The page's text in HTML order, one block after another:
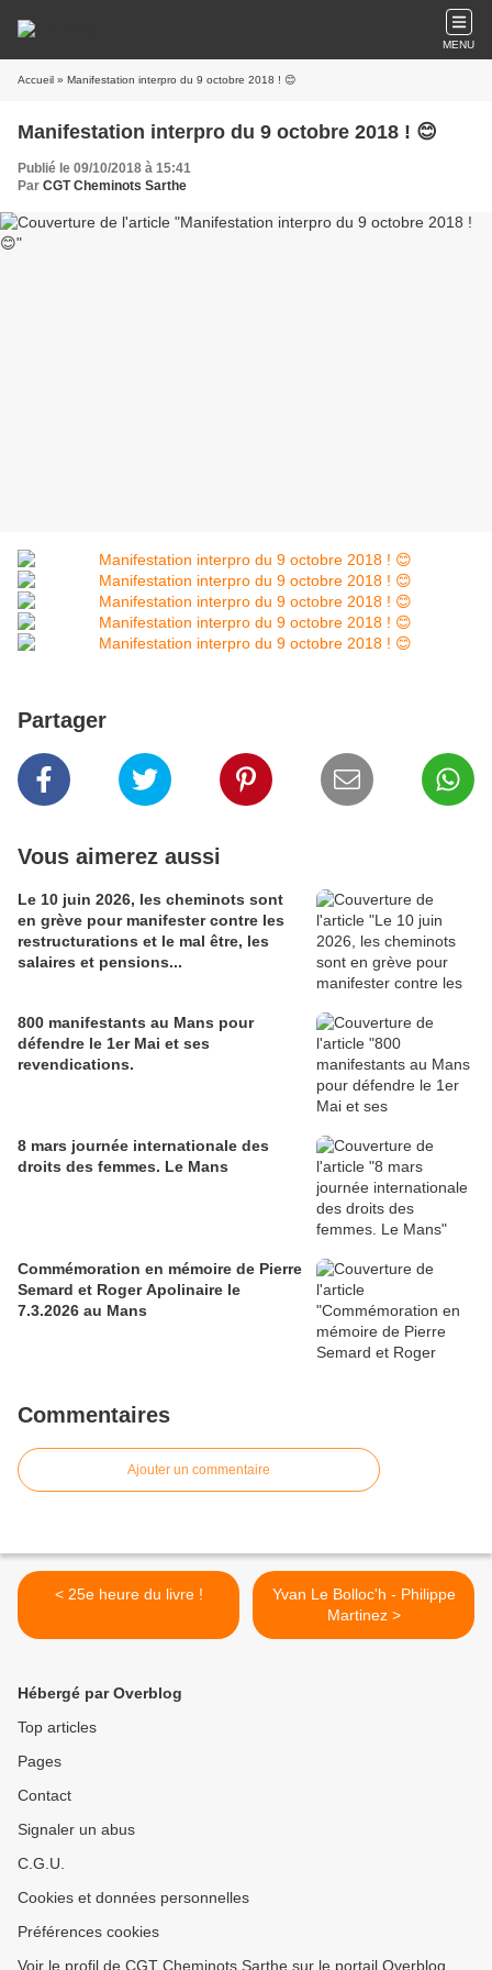
MENU
Accueil » Manifestation interpro du 9 octobre 2018 ! 😊
Manifestation interpro du 9 octobre 2018 ! 😊
Publié le 09/10/2018 à 15:41
Par CGT Cheminots Sarthe
Partager
Vous aimerez aussi
Le 10 juin 2026, les cheminots sont
en grève pour manifester contre les
restructurations et le mal être, les
salaires et pensions...
800 manifestants au Mans pour
défendre le 1er Mai et ses
revendications.
8 mars journée internationale des
droits des femmes. Le Mans
Commémoration en mémoire de Pierre
Semard et Roger Apolinaire le
7.3.2026 au Mans
Commentaires
Ajouter un commentaire
< 25e heure du livre !
Yvan Le Bolloc'h - Philippe
Martinez >
Hébergé par Overblog
Top articles
Pages
Contact
Signaler un abus
C.G.U.
Cookies et données personnelles
Préférences cookies
Voir le profil de CGT Cheminots Sarthe sur le portail Overblog